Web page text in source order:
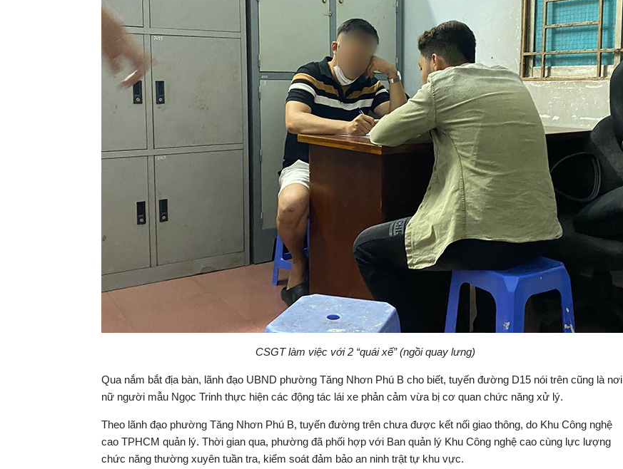
CSGT làm việc với 2 “quái xế” (ngồi quay lưng)
Qua nắm bắt địa bàn, lãnh đạo UBND phường Tăng Nhơn Phú B cho biết, tuyến đường D15 nói trên cũng là nơi
nữ người mẫu Ngọc Trinh thực hiện các động tác lái xe phản cảm vừa bị cơ quan chức năng xử lý.
Theo lãnh đạo phường Tăng Nhơn Phú B, tuyến đường trên chưa được kết nối giao thông, do Khu Công nghệ
cao TPHCM quản lý. Thời gian qua, phường đã phối hợp với Ban quản lý Khu Công nghệ cao cùng lực lượng
chức năng thường xuyên tuần tra, kiểm soát đảm bảo an ninh trật tự khu vực.